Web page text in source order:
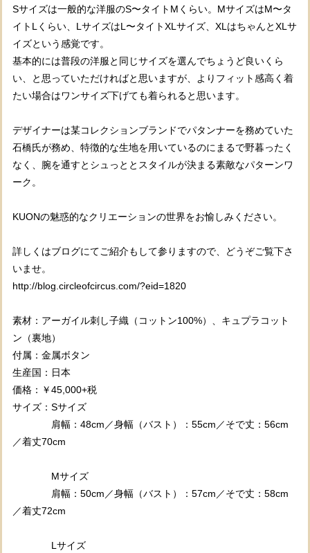
Sサイズは一般的な洋服のS〜タイトMくらい。MサイズはM〜タ
イトLくらい、LサイズはL〜タイトXLサイズ、XLはちゃんとXLサ
イズという感覚です。
基本的には普段の洋服と同じサイズを選んでちょうど良いくら
い、と思っていただければと思いますが、よりフィット感高く着
たい場合はワンサイズ下げても着られると思います。
デザイナーは某コレクションブランドでパタンナーを務めていた
石橋氏が務め、特徴的な生地を用いているのにまるで野暮ったく
なく、腕を通すとシュっととスタイルが決まる素敵なパターンワ
ーク。
KUONの魅惑的なクリエーションの世界をお愉しみください。
詳しくはブログにてご紹介もして参りますので、どうぞご覧下さ
いませ。
http://blog.circleofcircus.com/?eid=1820
素材：アーガイル刺し子織（コットン100%）、キュプラコット
ン（裏地）
付属：金属ボタン
生産国：日本
価格：￥45,000+税
サイズ：Sサイズ
肩幅：48cm／身幅（バスト）：55cm／そで丈：56cm
／着丈70cm
Mサイズ
肩幅：50cm／身幅（バスト）：57cm／そで丈：58cm
／着丈72cm
Lサイズ